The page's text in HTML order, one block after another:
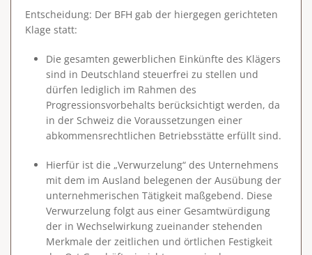
Entscheidung: Der BFH gab der hiergegen gerichteten
Klage statt:
Die gesamten gewerblichen Einkünfte des Klägers
sind in Deutschland steuerfrei zu stellen und
dürfen lediglich im Rahmen des
Progressionsvorbehalts berücksichtigt werden, da
in der Schweiz die Voraussetzungen einer
abkommensrechtlichen Betriebsstätte erfüllt sind.
Hierfür ist die „Verwurzelung“ des Unternehmens
mit dem im Ausland belegenen der Ausübung der
unternehmerischen Tätigkeit maßgebend. Diese
Verwurzelung folgt aus einer Gesamtwürdigung
der in Wechselwirkung zueinander stehenden
Merkmale der zeitlichen und örtlichen Festigkeit